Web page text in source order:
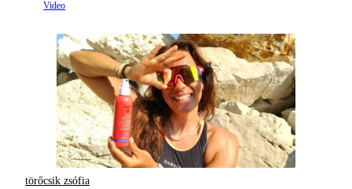
törőcsik zsófia